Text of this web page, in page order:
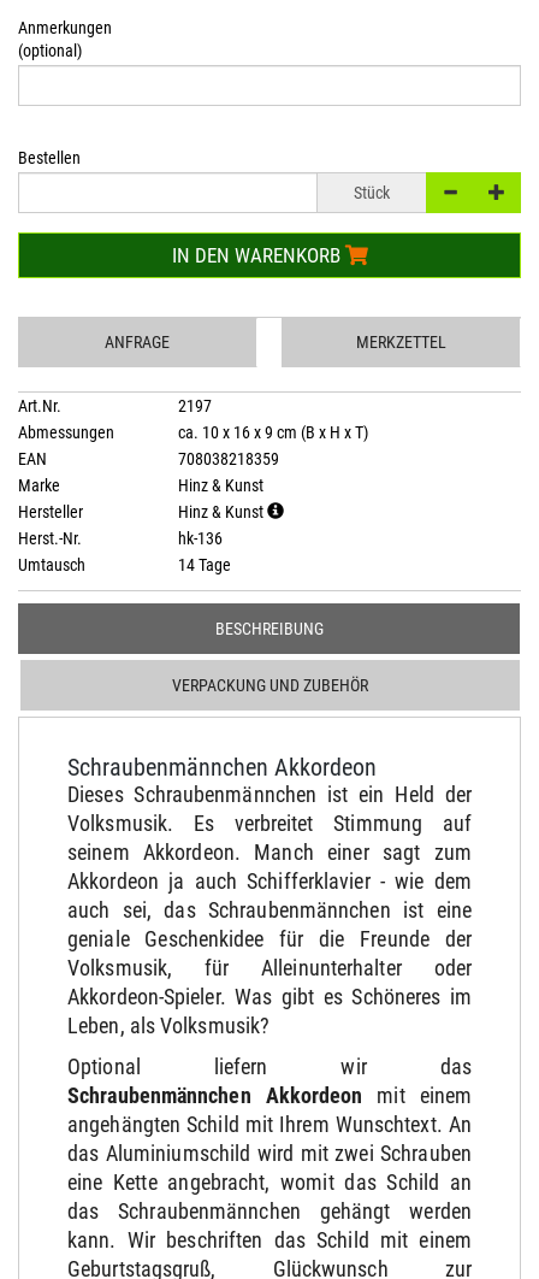
Anmerkungen
(optional)
Bestellen
Stück
IN DEN WARENKORB
ANFRAGE MERKZETTEL
Art.Nr.
2197
Abmessungen
ca. 10 x 16 x 9 cm (B x H x T)
EAN
708038218359
Marke
Hinz & Kunst
Hersteller
Hinz & Kunst
Herst.-Nr.
hk-136
Umtausch
14 Tage
BESCHREIBUNG
VERPACKUNG UND ZUBEHÖR
Schraubenmännchen Akkordeon
Dieses Schraubenmännchen ist ein Held der
Volksmusik. Es verbreitet Stimmung auf
seinem Akkordeon. Manch einer sagt zum
Akkordeon ja auch Schifferklavier - wie dem
auch sei, das Schraubenmännchen ist eine
geniale Geschenkidee für die Freunde der
Volksmusik, für Alleinunterhalter oder
Akkordeon-Spieler. Was gibt es Schöneres im
Leben, als Volksmusik?
Optional liefern wir das
Schraubenmännchen Akkordeon mit einem
angehängten Schild mit Ihrem Wunschtext. An
das Aluminiumschild wird mit zwei Schrauben
eine Kette angebracht, womit das Schild an
das Schraubenmännchen gehängt werden
kann. Wir beschriften das Schild mit einem
Geburtstagsgruß, Glückwunsch zur